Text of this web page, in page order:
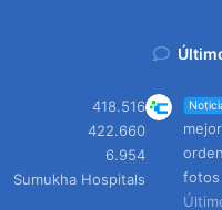
418.516
422.660
6.954
Sumukha Hospitals
fotos